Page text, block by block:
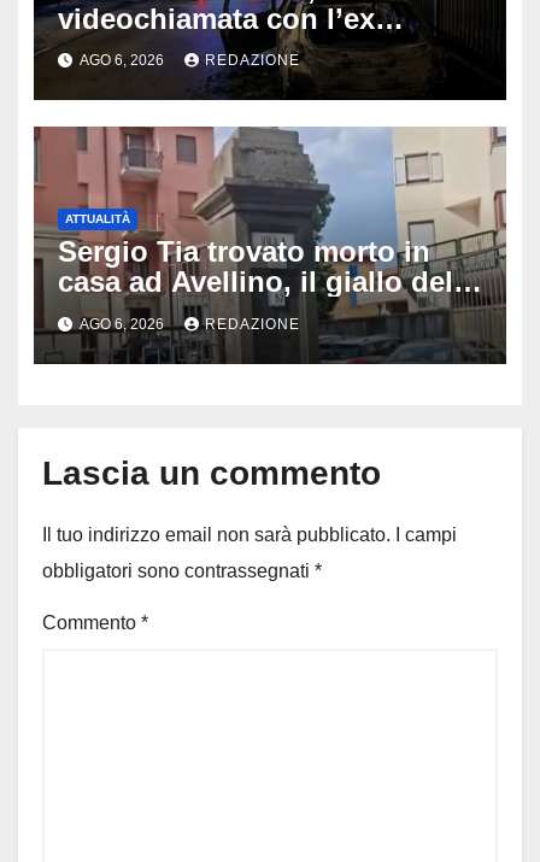
videochiamata con l’ex
fidanzata e il dramma: 35enne
lotta tra la vita e la morte
AGO 6, 2026 REDAZIONE
ATTUALITÀ
Sergio Tia trovato morto in
casa ad Avellino, il giallo della
porta socchiusa: disposta
l’autopsia
AGO 6, 2026 REDAZIONE
Lascia un commento
Il tuo indirizzo email non sarà pubblicato.
I campi
obbligatori sono contrassegnati *
Commento *